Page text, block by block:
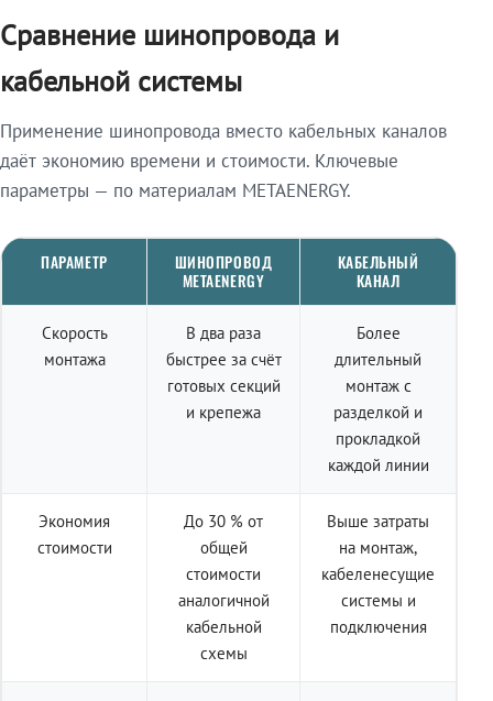
Сравнение шинопровода и
кабельной системы
Применение шинопровода вместо кабельных каналов
даёт экономию времени и стоимости. Ключевые
параметры — по материалам METAENERGY.
ПАРАМЕТР
ШИНОПРОВОД
METAENERGY
КАБЕЛЬНЫЙ
КАНАЛ
Скорость
монтажа
В два раза
быстрее за счёт
готовых секций
и крепежа
Более
длительный
монтаж с
разделкой и
прокладкой
каждой линии
Экономия
стоимости
До 30 % от
общей
стоимости
аналогичной
кабельной
схемы
Выше затраты
на монтаж,
кабеленесущие
системы и
подключения